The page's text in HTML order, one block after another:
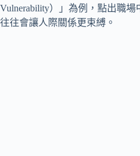
Vulnerability）」為例，點出職
往往會讓人際關係更束縛。